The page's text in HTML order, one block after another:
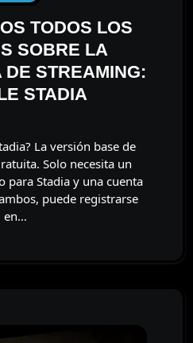
TODOS LOS
SOBRE LA
DE STREAMING:
STADIA
Solo necesita un
para Stadia y una cuenta
puede registrarse
en…